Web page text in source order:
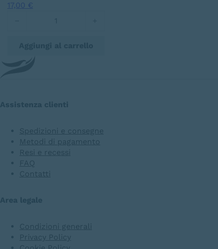
17,00 €
Assistenza clienti
Spedizioni e consegne
Metodi di pagamento
Resi e recessi
FAQ
Contatti
Area legale
Condizioni generali
Privacy Policy